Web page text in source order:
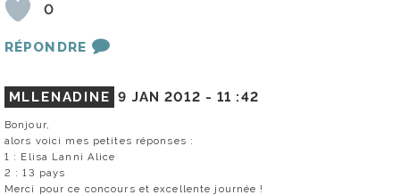
0
RÉPONDRE
MLLENADINE 9 JAN 2012 -11 :42
Bonjour,
alors voici mes petites réponses :
1 : Elisa Lanni Alice
2 : 13 pays
Merci pour ce concours et excellente journée !